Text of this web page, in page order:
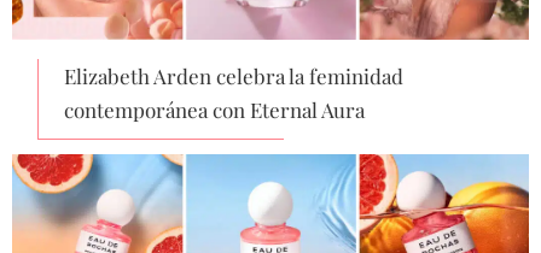
Elizabeth Arden celebra la feminidad
contemporánea con Eternal Aura